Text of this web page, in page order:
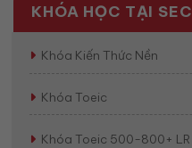
KHÓA HỌC TẠI SEC
Khóa Kiến Thức Nền
Khóa Toeic
Khóa Toeic 500-800+ LR